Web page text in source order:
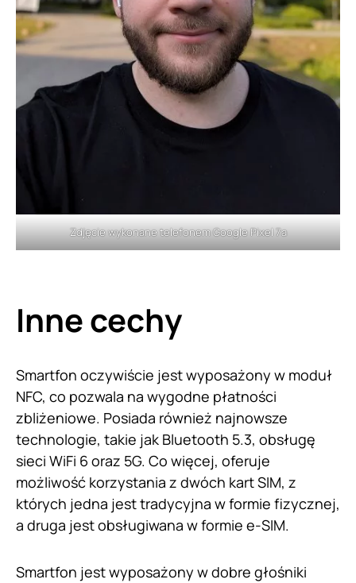
Zdjęcie wykonane telefonem Google Pixel 7a
Inne cechy
Smartfon oczywiście jest wyposażony w moduł
NFC, co pozwala na wygodne płatności
zbliżeniowe. Posiada również najnowsze
technologie, takie jak Bluetooth 5.3, obsługę
sieci WiFi 6 oraz 5G. Co więcej, oferuje
możliwość korzystania z dwóch kart SIM, z
których jedna jest tradycyjna w formie fizycznej,
a druga jest obsługiwana w formie e-SIM.
Smartfon jest wyposażony w dobre głośniki